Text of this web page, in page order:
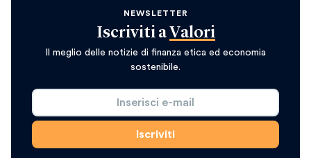
NEWSLETTER
Iscriviti a Valori
Il meglio delle notizie di finanza etica ed economia
sostenibile.